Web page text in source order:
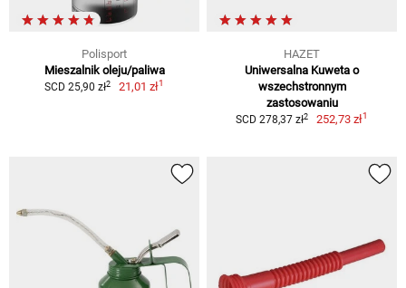
Polisport
Mieszalnik oleju/paliwa
SCD 25,90 zł2 21,01 zł1
HAZET
Uniwersalna Kuweta o
wszechstronnym
zastosowaniu
SCD 278,37 zł2 252,73 zł1